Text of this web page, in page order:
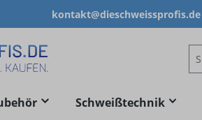
kontakt@dieschweissprofis.de
Schweißtechnik